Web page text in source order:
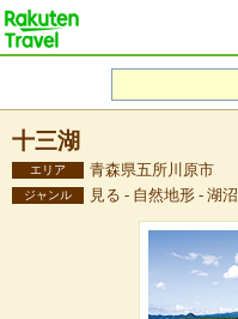
十三湖
エリア 青森県五所川原市
ジャンル 見る - 自然地形 - 湖沼